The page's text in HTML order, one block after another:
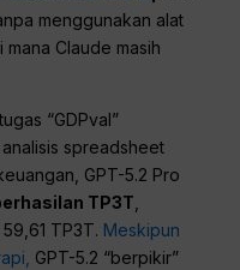
menggunakan alat
Claude masih
“GDPval”
spreadsheet
GPT-5.2 Pro
TP3T,
TP3T. Meskipun
GPT-5.2 “berpikir”